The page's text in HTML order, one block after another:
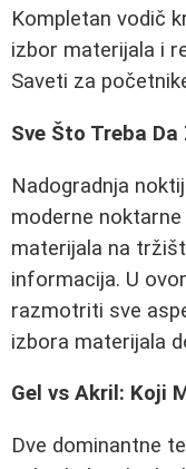
Kompletan vodič
izbor materijala i
Saveti za
Sve Što Treba
Nadogradnja
moderne
materijala na
informacija. U
razmotriti sve
izbora materijala
Gel vs Akril: Koji
Dve dominantne